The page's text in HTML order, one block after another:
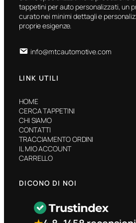
tappetini per auto personalizzati, un
curato nei minimi dettagli e
proprie esigenze.
info@mtcautomotive.com
LINK UTILI
HOME
CERCA TAPPETINI
CHI SIAMO
CONTATTI
TRACCIAMENTO ORDINI
IL MIO ACCOUNT
CARRELLO
DICONO DI NOI